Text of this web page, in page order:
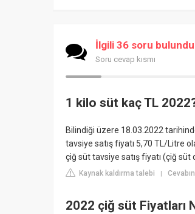
İlgili 36 soru bulundu
Soru cevap kısmı
1 kilo süt kaç TL
Bilindiği üzere 18.03.2022
tavsiye satış fiyatı 5,70 TL/Litre
çiğ süt tavsiye satış fiyatı (çiğ süt
Kaynak kaldırma talebi |
2022 çiğ süt Fiyatları